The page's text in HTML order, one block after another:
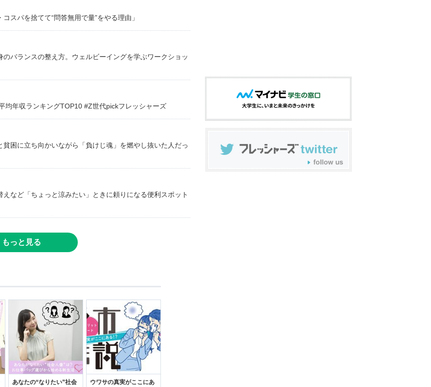
パを捨てて“問答無用で量”をやる理由」
バランスの整え方。ウェルビーイングを学ぶワークショッ
均年収ランキングTOP10 #Z世代pickフレッシャーズ
困に立ち向かいながら「負けじ魂」を燃やし抜いた人だっ
えなど「ちょっと涼みたい」ときに頼りになる便利スポット
もっと見る
あなたの“なりたい”社会
ウワサの真実がここにあ